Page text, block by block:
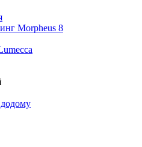
Morpheus 8
додому